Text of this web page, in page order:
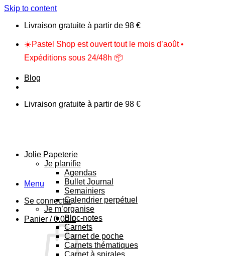
Skip to content
Livraison gratuite à partir de 98 €
☀️Pastel Shop est ouvert tout le mois d’août •
Expéditions sous 24/48h 📦
Blog
Livraison gratuite à partir de 98 €
Menu
Se connecter
Panier /0.00€
Jolie Papeterie
Je planifie
Agendas
Bullet Journal
Semainiers
Calendrier perpétuel
Je m’organise
Bloc-notes
Carnets
Carnet de poche
Carnets thématiques
Carnet à spirales